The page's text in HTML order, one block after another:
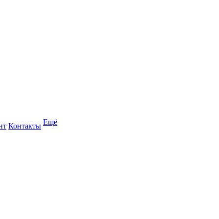
Контакты Ещё